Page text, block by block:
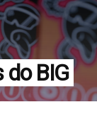
do BIG